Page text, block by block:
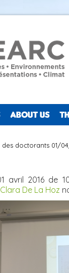
ABOUT US
doctorants 01/
avril 2016 de
Clara De La Hoz